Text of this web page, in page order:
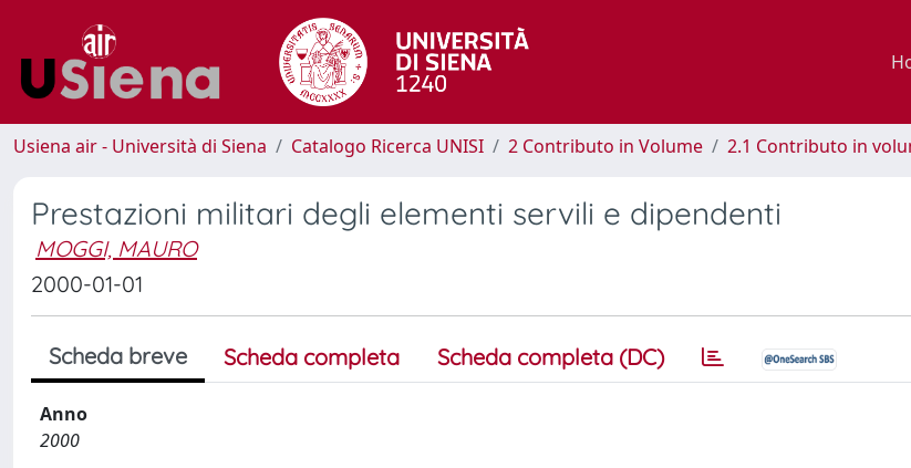
Usiena air - Università di Siena Catalogo Ricerca UNISI 2 Contributo in Volume 2.1 Contributo in
Prestazioni militari degli elementi servili e dipendenti
MOGGI, MAURO
2000-01-01
Scheda breve Scheda completa Scheda completa (DC)
Anno
2000